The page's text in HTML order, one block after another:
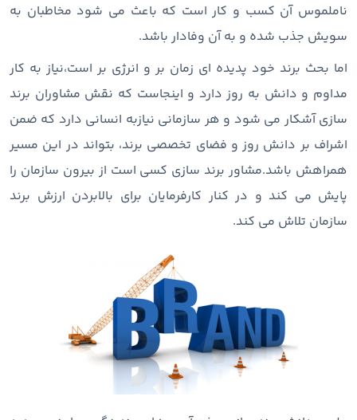
ناملموس آن کسب و کار است که باعث می شود مخاطبان به
سویش جذب شده و به آن وفادار باشد.
اما بحث برند خود پدیده ای زمان بر و انرژی بر است،نیاز به کار
مداوم و دانش به روز دارد و اینجاست که نقش مشاوران برند
سازی آشکار می شود و هر سازمانی نیازبه انسانی دارد که ضمن
اشراف بر دانش روز و فضای تخصصی برند، بتواند در این مسیر
همراهش باشد.مشاور برند سازی کسی است از بیرون سازمان را
پایش می کند و در کنار کارفرمایان برای بالابردن ارزش برند
سازمان تلاش می کند.